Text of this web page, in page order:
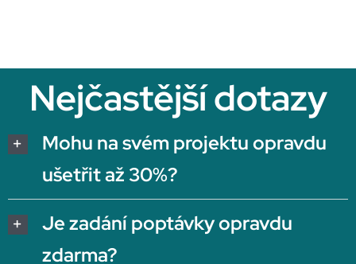
Nejčastější dotazy
Mohu na svém projektu opravdu
ušetřit až 30%?
Je zadání poptávky opravdu
zdarma?